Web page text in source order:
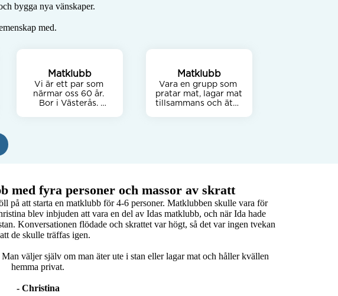
bygga nya vänskaper.
med.
Matklubb
Vi är ett par som
närmar oss 60 år.
Bor i Västerås.
Tänker att vi träffas
och lagar mat ihop.
Pratar och umgås
Matklubb
Vara en grupp som
pratar mat, lagar mat
tillsammans och äter
vara allt från lite
spännande touch på
vardags maten, till
ibland lite mer
spännande mat. Nån
och kanske starta
första gången med
med fyra personer och massor av skratt
på att starta en matklubb för 4-6 personer. Matklubben skulle vara för
blev inbjuden att vara en del av Idas matklubb, och när Ida hade
Konversationen flödade och skrattet var högt, så det var ingen tvekan
de skulle träffas igen.
väljer själv om man äter ute i stan eller lagar mat och håller kvällen
hemma privat.
- Christina